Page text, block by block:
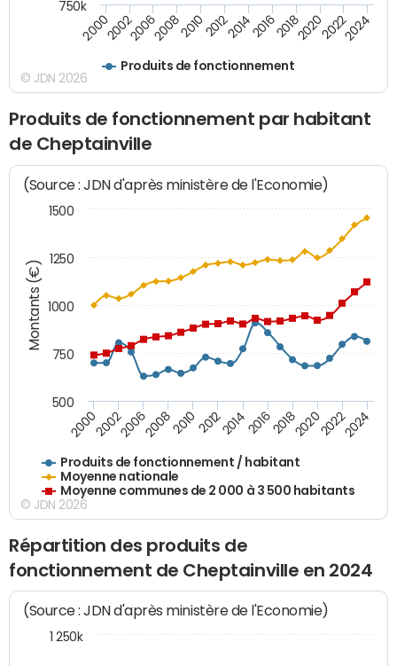
Produits de fonctionnement
200020022006200820102012201420162018202020222024
750k
© JDN 2026
Produits de fonctionnement par habitant
de Cheptainville
Montants (€)
(Source : JDN d'après ministère de l'Economie)
Produits de fonctionnement / habitant
Moyenne nationale
Moyenne communes de 2 000 à 3 500 habitants
200020022006200820102012201420162018202020222024
500
750
1000
1250
1500
© JDN 2026
Répartition des produits de
fonctionnement de Cheptainville en 2024
(Source : JDN d'après ministère de l'Economie)
1 250k